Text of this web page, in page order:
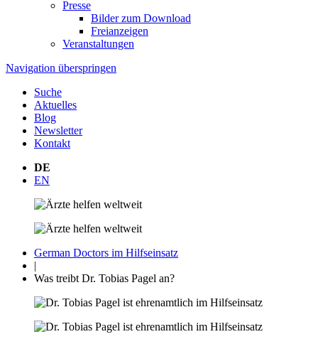
Presse
Bilder zum Download
Freianzeigen
Veranstaltungen
Navigation überspringen
Suche
Aktuelles
Blog
Newsletter
Kontakt
DE
EN
German Doctors im Hilfseinsatz
|
Was treibt Dr. Tobias Pagel an?